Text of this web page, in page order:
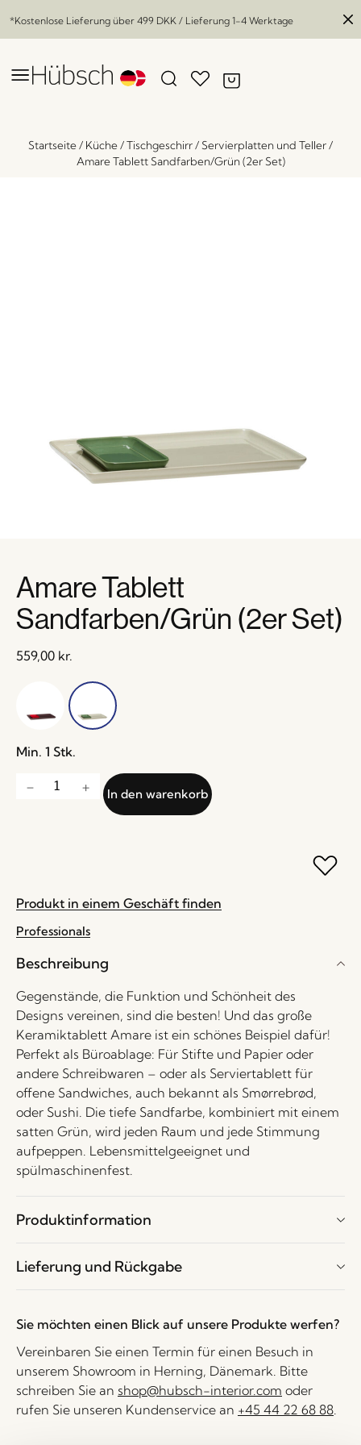
*Kostenlose Lieferung über 499 DKK / Lieferung 1-4 Werktage
Startseite/ Küche/Tischgeschirr/ Servierplatten und Teller/
Amare Tablett Sandfarben/Grün (2er Set)
Amare Tablett
Sandfarben/Grün (2er Set)
559,00 kr.
Min. 1 Stk.
In den warenkorb
Produkt in einem Geschäft finden
Professionals
Beschreibung
Gegenstände, die Funktion und Schönheit des
Designs vereinen, sind die besten! Und das große
Keramiktablett Amare ist ein schönes Beispiel dafür!
Perfekt als Büroablage: Für Stifte und Papier oder
andere Schreibwaren – oder als Serviertablett für
offene Sandwiches, auch bekannt als Smørrebrød,
oder Sushi. Die tiefe Sandfarbe, kombiniert mit einem
satten Grün, wird jeden Raum und jede Stimmung
aufpeppen. Lebensmittelgeeignet und
spülmaschinenfest.
Produktinformation
Lieferung und Rückgabe
Sie möchten einen Blick auf unsere Produkte werfen?
Vereinbaren Sie einen Termin für einen Besuch in
unserem Showroom in Herning, Dänemark. Bitte
schreiben Sie an shop@hubsch-interior.com oder
rufen Sie unseren Kundenservice an +45 44 22 68 88.